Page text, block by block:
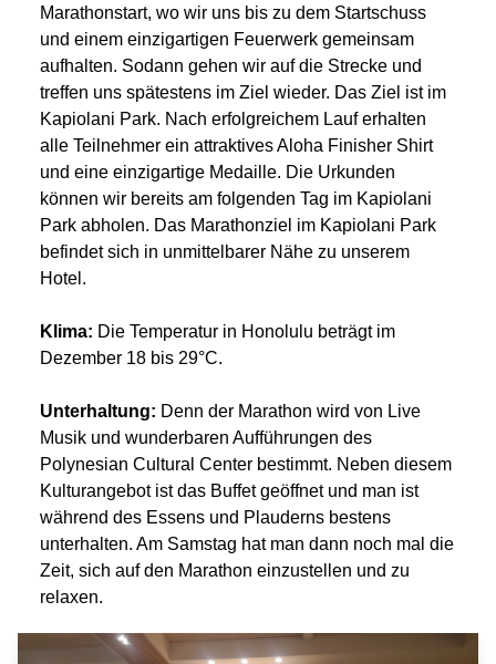
Marathonstart, wo wir uns bis zu dem Startschuss
und einem einzigartigen Feuerwerk gemeinsam
aufhalten. Sodann gehen wir auf die Strecke und
treffen uns spätestens im Ziel wieder. Das Ziel ist im
Kapiolani Park. Nach erfolgreichem Lauf erhalten
alle Teilnehmer ein attraktives Aloha Finisher Shirt
und eine einzigartige Medaille. Die Urkunden
können wir bereits am folgenden Tag im Kapiolani
Park abholen. Das Marathonziel im Kapiolani Park
befindet sich in unmittelbarer Nähe zu unserem
Hotel.
Klima: Die Temperatur in Honolulu beträgt im
Dezember 18 bis 29°C.
Unterhaltung: Denn der Marathon wird von Live
Musik und wunderbaren Aufführungen des
Polynesian Cultural Center bestimmt. Neben diesem
Kulturangebot ist das Buffet geöffnet und man ist
während des Essens und Plauderns bestens
unterhalten. Am Samstag hat man dann noch mal die
Zeit, sich auf den Marathon einzustellen und zu
relaxen.